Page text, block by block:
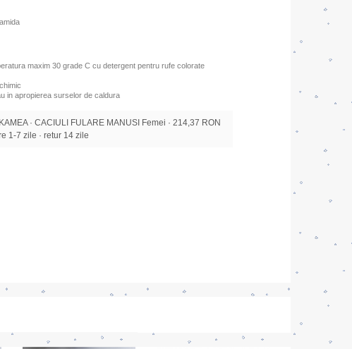
maxim 30 grade C cu detergent pentru rufe colorate
in apropierea surselor de caldura
· CACIULI FULARE MANUSI Femei · 214,37 RON
1-7 zile · retur 14 zile